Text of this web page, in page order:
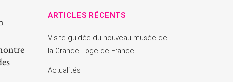
ARTICLES RÉCENTS
Visite guidée du nouveau musée de
la Grande Loge de France
Actualités